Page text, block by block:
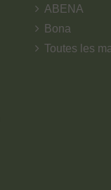
ABENA
Bona
Toutes les